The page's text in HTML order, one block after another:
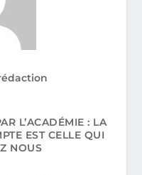
L’ACADÉMIE : LA
EST CELLE QUI
NOUS